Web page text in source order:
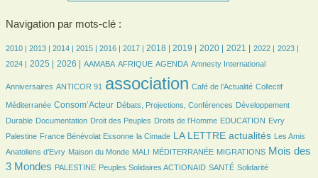
Navigation par mots-clé :
6/2640
2010 |
8/26402013 |
206/2640 2014 |
367/2640 2015 |
431/2640 2016 |
460/2640 2017 |
642/2640 2018 |
661/2640 2019 |
621/2640 2020 |
639/2640 2021 |
544/2640 2022 |
562/2640 2023 |
524/2640
2024 |
669/2640
2025 |
864/2640 2026 |
114/2640 AAMABA
197/2640 AFRIQUE
467/2640 AGENDA
10/2640 Amnesty International
52/2640
Anniversaires ANTICOR 91 association Café de l’Actualité Collectif
Méditerranée
817/2640 Consom’Acteur
226/2640 Débats, Projections, Conférences
192/2640
Développement
Durable
79/2640Documentation
44/2640 Droit des Peuples
156/2640 Droits de l’Homme
37/2640 EDUCATION
9/2640
Evry
Palestine
179/2640France Bénévolat Essonne
49/2640 la Cimade
1122/2640 LA LETTRE actualités
39/2640
Les Amis
Anatoliens d’Evry
98/2640 Maison du Monde
22/2640 MALI
6/2640 MÉDITERRANÉE
153/2640 MIGRATIONS
1212/2640
Mois des
3 Mondes
109/2640 PALESTINE
99/2640 Peuples Solidaires ACTIONAID
141/2640 SANTÉ
274/2640
Solidarité